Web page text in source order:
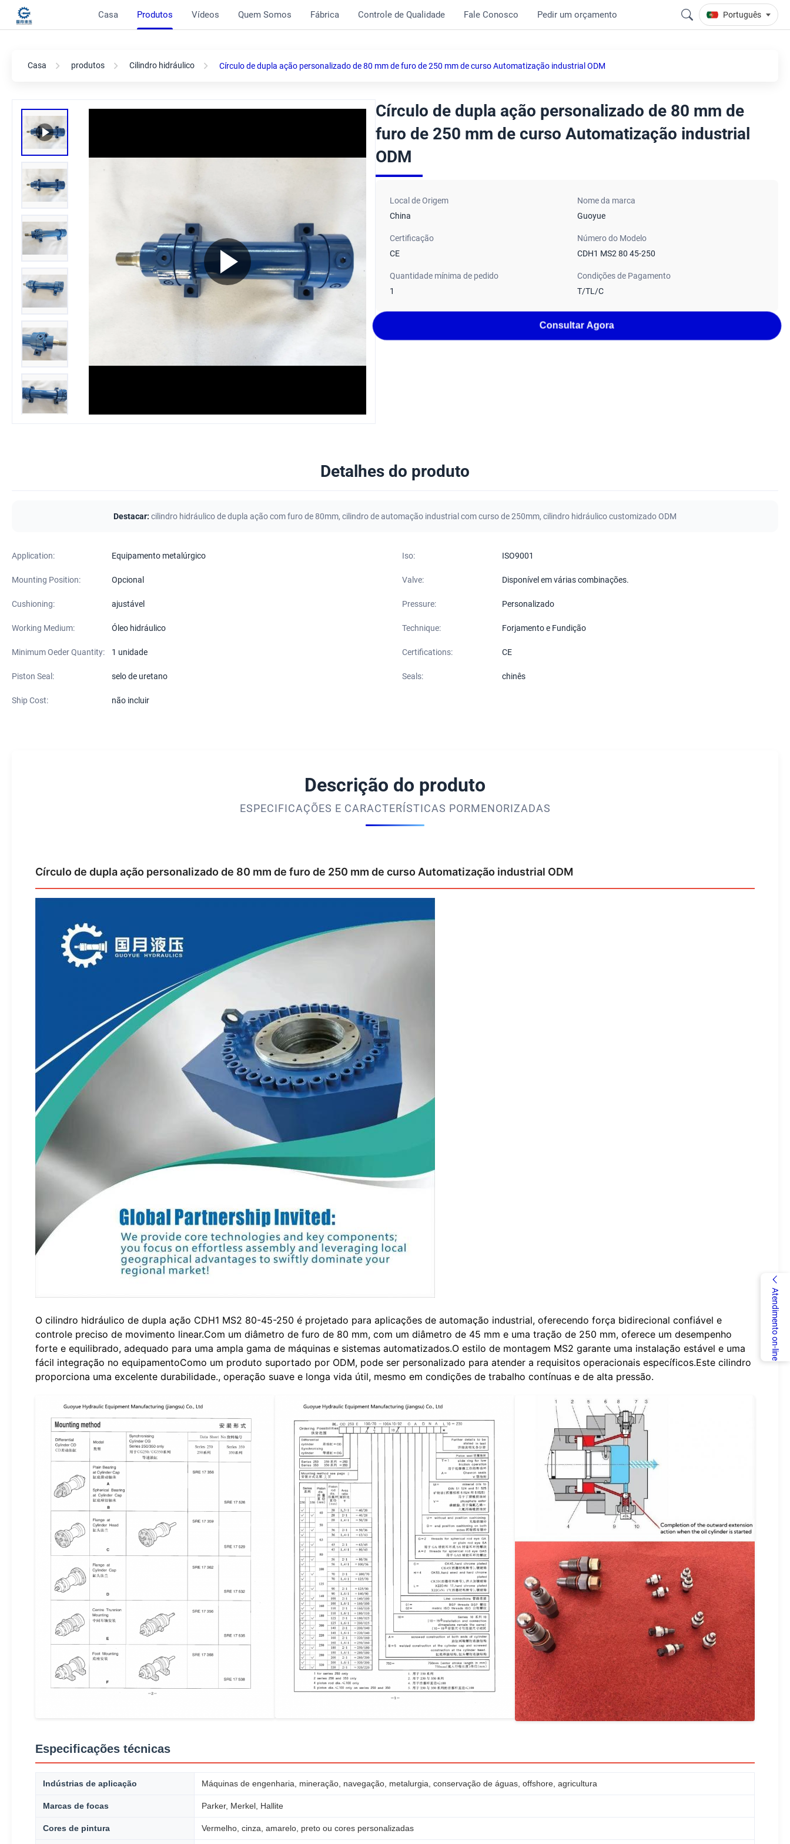
Casa Produtos Vídeos Quem Somos Fábrica Controle de Qualidade Fale Conosco Pedir um orçamento Português
Atendimento on-line
Casa produtos Cilindro hidráulico Círculo de dupla ação personalizado de 80 mm de furo de 250 mm de curso Automatização industrial ODM
Círculo de dupla ação personalizado de 80 mm de
furo de 250 mm de curso Automatização industrial
ODM
Local de Origem
China
Nome da marca
Guoyue
Certificação
CE
Número do Modelo
CDH1 MS2 80 45-250
Quantidade mínima de pedido
1
Condições de Pagamento
T/TL/C
Consultar Agora
Detalhes do produto
Destacar: cilindro hidráulico de dupla ação com furo de 80mm, cilindro de automação industrial com curso de 250mm, cilindro hidráulico customizado ODM
Application: Equipamento metalúrgico Iso: ISO9001
Mounting Position: Opcional Valve: Disponível em várias combinações.
Cushioning: ajustável Pressure: Personalizado
Working Medium: Óleo hidráulico Technique: Forjamento e Fundição
Minimum Oeder Quantity: 1 unidade Certifications: CE
Piston Seal: selo de uretano Seals: chinês
Ship Cost: não incluir
Descrição do produto
ESPECIFICAÇÕES E CARACTERÍSTICAS PORMENORIZADAS
Círculo de dupla ação personalizado de 80 mm de furo de 250 mm de curso Automatização industrial ODM
O cilindro hidráulico de dupla ação CDH1 MS2 80-45-250 é projetado para aplicações de automação industrial, oferecendo força bidirecional confiável e
controle preciso de movimento linear.Com um diâmetro de furo de 80 mm, com um diâmetro de 45 mm e uma tração de 250 mm, oferece um desempenho
forte e equilibrado, adequado para uma ampla gama de máquinas e sistemas automatizados.O estilo de montagem MS2 garante uma instalação estável e uma
fácil integração no equipamentoComo um produto suportado por ODM, pode ser personalizado para atender a requisitos operacionais específicos.Este cilindro
proporciona uma excelente durabilidade., operação suave e longa vida útil, mesmo em condições de trabalho contínuas e de alta pressão.
Especificações técnicas
Indústrias de aplicação Máquinas de engenharia, mineração, navegação, metalurgia, conservação de águas, offshore, agricultura
Marcas de focas Parker, Merkel, Hallite
Cores de pintura Vermelho, cinza, amarelo, preto ou cores personalizadas